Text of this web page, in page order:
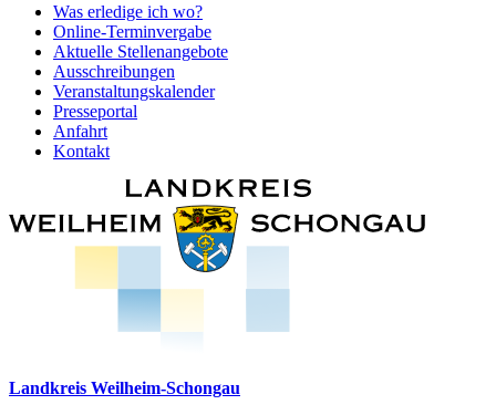
Was erledige ich wo?
Online-Terminvergabe
Aktuelle Stellenangebote
Ausschreibungen
Veranstaltungskalender
Presseportal
Anfahrt
Kontakt
Landkreis Weilheim-Schongau